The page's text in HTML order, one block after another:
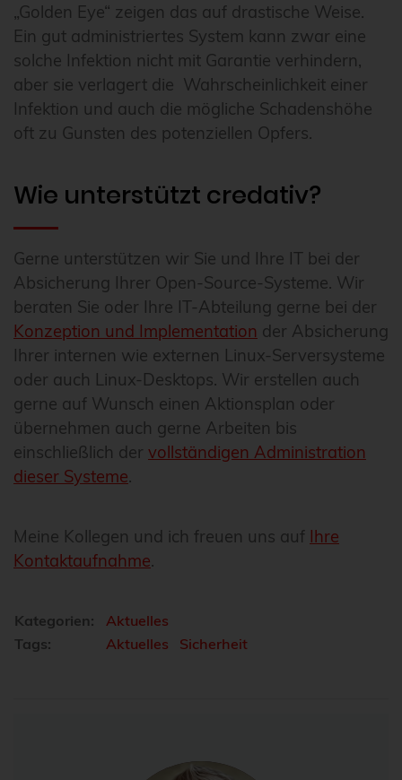
„Golden Eye“ zeigen das auf drastische Weise.
Ein gut administriertes System kann zwar eine
solche Infektion nicht mit Garantie verhindern,
aber sie verlagert die Wahrscheinlichkeit einer
Infektion und auch die mögliche Schadenshöhe
oft zu Gunsten des potenziellen Opfers.
Wie unterstützt credativ?
Gerne unterstützen wir Sie und Ihre IT bei der
Absicherung Ihrer Open-Source-Systeme. Wir
beraten Sie oder Ihre IT-Abteilung gerne bei der
Konzeption und Implementation der Absicherung
Ihrer internen wie externen Linux-Serversysteme
oder auch Linux-Desktops. Wir erstellen auch
gerne auf Wunsch einen Aktionsplan oder
übernehmen auch gerne Arbeiten bis
einschließlich der vollständigen Administration
dieser Systeme.
Meine Kollegen und ich freuen uns auf Ihre
Kontaktaufnahme.
Kategorien:
Aktuelles
Tags:
Aktuelles Sicherheit